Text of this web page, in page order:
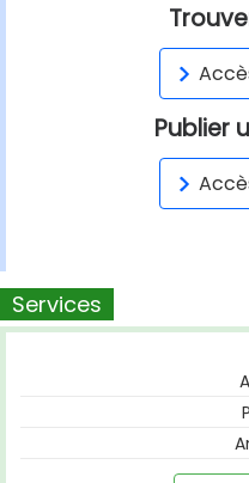
Publier
Services